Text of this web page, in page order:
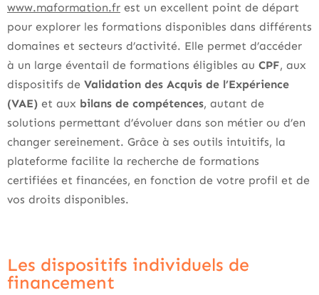
www.maformation.fr est un excellent point de départ
pour explorer les formations disponibles dans différents
domaines et secteurs d’activité. Elle permet d’accéder
à un large éventail de formations éligibles au CPF, aux
dispositifs de Validation des Acquis de l’Expérience
(VAE) et aux bilans de compétences, autant de
solutions permettant d’évoluer dans son métier ou d’en
changer sereinement. Grâce à ses outils intuitifs, la
plateforme facilite la recherche de formations
certifiées et financées, en fonction de votre profil et de
vos droits disponibles.
Les dispositifs individuels de
financement